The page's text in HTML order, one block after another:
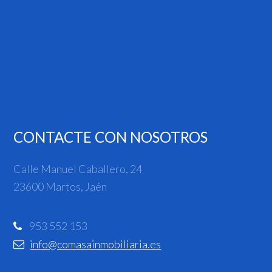
CONTACTE CON NOSOTROS
Calle Manuel Caballero, 24
23600 Martos, Jaén
953 552 153
info@comasainmobiliaria.es